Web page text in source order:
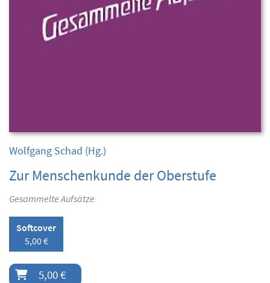
Wolfgang Schad (Hg.)
Zur Menschenkunde der Oberstufe
Gesammelte Aufsätze
Softcover
5,00 €
5,00 €